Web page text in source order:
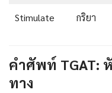
Stimulate กริยา
คำศัพท์ TGAT:
ทาง